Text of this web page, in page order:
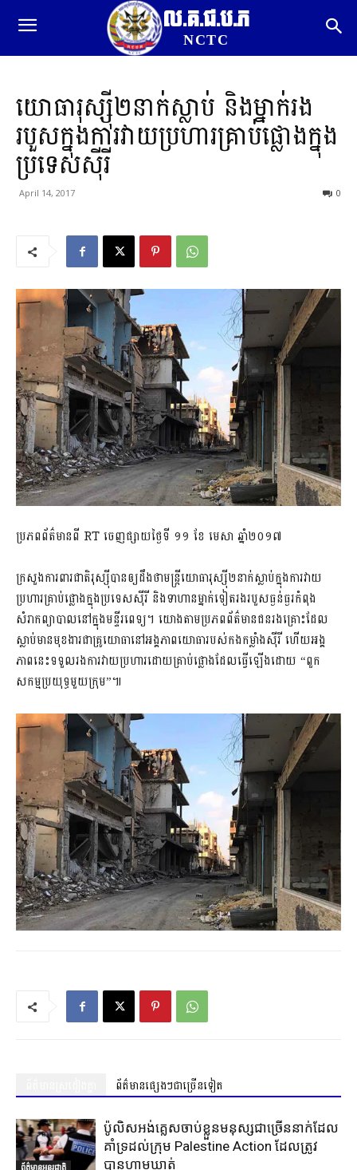
ល.គ.ជ.ប.ភ
NCTC
យោធារុស្ស៊ី២នាក់ស្លាប់ និងម្នាក់រង
របួសក្នុងការវាយប្រហារគ្រាប់ផ្លោងក្នុង
ប្រទេសស៊ីរី
April 14, 2017 0
ប្រភពព័ត៌មានពី​ RT ចេញផ្សាយថ្ងៃទី ១១ ខែ មេសា ឆ្នាំ២០១៧
ក្រសួងការពារជាតិរុស្ស៊ីបានឲ្យដឹងថាមន្រ្តីយោធារុស្ស៊ី២នាក់ស្លាប់ក្នុងការវាយ
ប្រហារគ្រាប់ផ្លោងក្នុងប្រទេសស៊ីរី និងទាហានម្នាក់ទៀតរងរបួសធ្ងន់ធ្ងរកំពុង
សំរាកព្យាបាលនៅក្នុងមន្ទីរពេទ្យ។ យោងតាមប្រភពព័ត៌មានជនរងគ្រោះដែល
ស្លាប់មានមុខងារជាគ្រូយោធានៅអង្គភាពយោធារបស់កងកម្លាំងស៊ីរី ហើយអង្គ
ភាពនេះទទួលរងការវាយប្រហារដោយគ្រាប់ផ្លោងដែលធ្វើឡើងដោយ “ពួក
សកម្មប្រយុទ្ធមួយក្រុម”៕
ព័ត៌មានផ្សេងៗជាច្រើនទៀត
ព័ត៌មានអន្តរជាតិ
ប៉ូលិសអង់គ្លេសចាប់ខ្លួនមនុស្សជាច្រើននាក់ដែល
គាំទ្រដល់ក្រុម Palestine Action ដែលត្រូវ
បានហាមឃាត់